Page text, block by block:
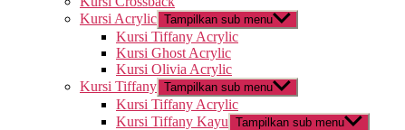
Kursi Acrylic Tampilkan sub menu
Kursi Tiffany Acrylic
Kursi Ghost Acrylic
Kursi Olivia Acrylic
Kursi Tiffany Tampilkan sub menu
Kursi Tiffany Acrylic
Kursi Tiffany Kayu Tampilkan sub menu